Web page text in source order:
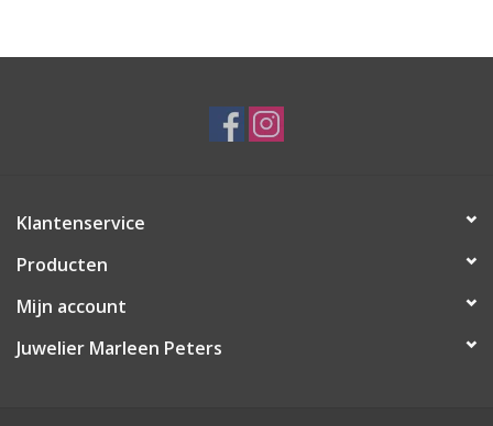
Klantenservice
Producten
Mijn account
Juwelier Marleen Peters